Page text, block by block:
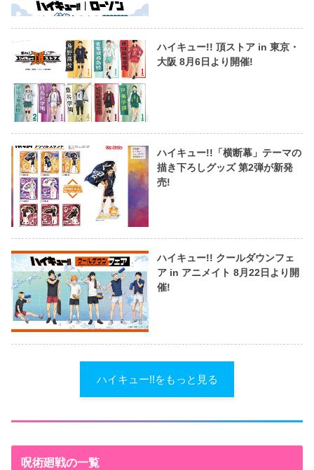
ハイキュー!! 頂ストア in 東京・
大阪 8月6日より開催!
ハイキュー!!「横断幕」テーマの
描き下ろしグッズ 第2弾が新発
売!
ハイキュー!! クールダウンフェ
ア in アニメイト 8月22日より開
催!
ハイキュー!!をもっと見る
呪術廻戦の一覧